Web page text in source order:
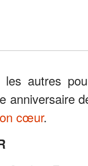
autres
anniversaire
cœur.